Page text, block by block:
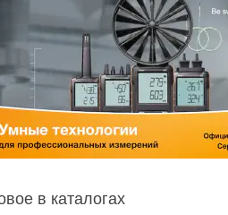
в каталогах